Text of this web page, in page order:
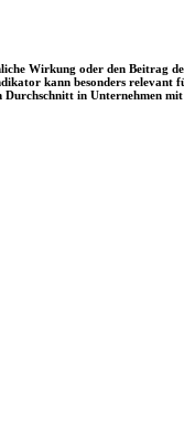
Wirkung oder den Beitrag
kann besonders
Durchschnitt in Unternehmen